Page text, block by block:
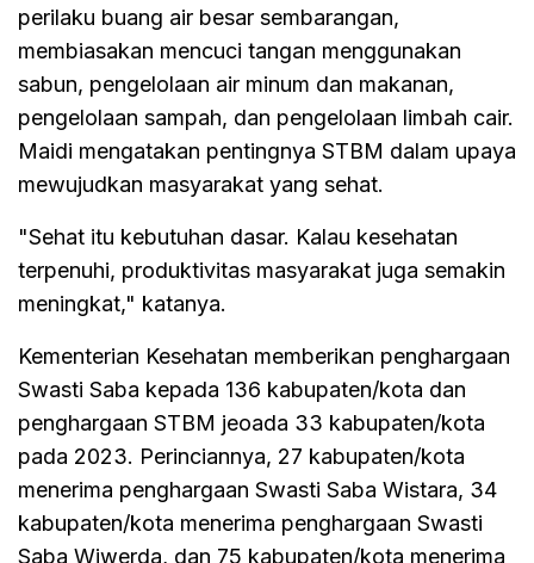
perilaku buang air besar sembarangan,
membiasakan mencuci tangan menggunakan
sabun, pengelolaan air minum dan makanan,
pengelolaan sampah, dan pengelolaan limbah cair.
Maidi mengatakan pentingnya STBM dalam upaya
mewujudkan masyarakat yang sehat.
"Sehat itu kebutuhan dasar. Kalau kesehatan
terpenuhi, produktivitas masyarakat juga semakin
meningkat," katanya.
Kementerian Kesehatan memberikan penghargaan
Swasti Saba kepada 136 kabupaten/kota dan
penghargaan STBM jeoada 33 kabupaten/kota
pada 2023. Perinciannya, 27 kabupaten/kota
menerima penghargaan Swasti Saba Wistara, 34
kabupaten/kota menerima penghargaan Swasti
Saba Wiwerda, dan 75 kabupaten/kota menerima